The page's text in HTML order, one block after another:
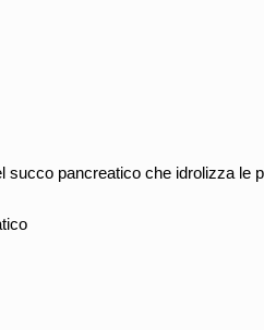
succo pancreatico che idrolizza le